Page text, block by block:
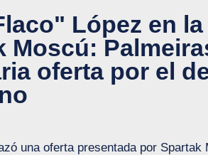
López en la
Moscú:
oferta por el
una oferta presentada por